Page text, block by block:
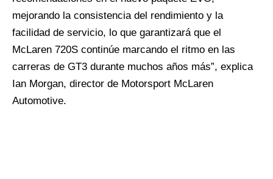
mejorando la consistencia del rendimiento y la
facilidad de servicio, lo que garantizará que el
McLaren 720S continúe marcando el ritmo en las
carreras de GT3 durante muchos años más”, explica
Ian Morgan, director de Motorsport McLaren
Automotive.